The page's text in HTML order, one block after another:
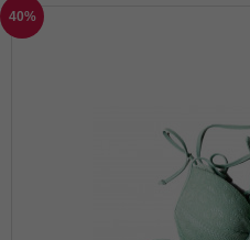
40%